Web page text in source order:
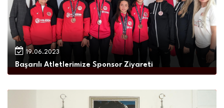
19.06.2023
Başarılı Atletlerimize Sponsor Ziyareti